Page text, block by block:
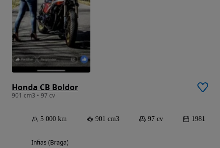
Honda CB Boldor
901 cm3 • 97 cv
5 000 km 901 cm3 97 cv 1981
Infias (Braga)